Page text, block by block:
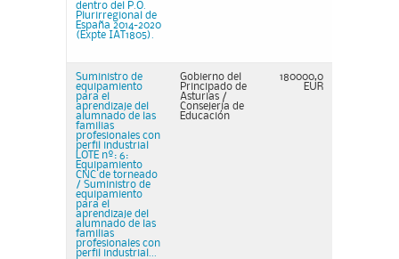
dentro del P.O.
Plurirregional de
España 2014-2020
(Expte IAT1805).
Suministro de
equipamiento
para el
aprendizaje del
alumnado de las
familias
profesionales con
perfil industrial
LOTE nº: 6:
Equipamiento
CNC de torneado
/ Suministro de
equipamiento
para el
aprendizaje del
alumnado de las
familias
profesionales con
perfil industrial...
Gobierno del
Principado de
Asturias /
Consejería de
Educación
180000,0
EUR